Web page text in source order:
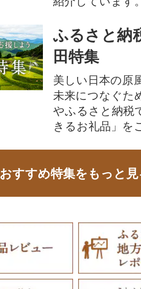
ふるさと納
田特集
美しい日本の原
未来につなぐた
やふるさと納税
きるお礼品」を
おすすめ特集をもっと